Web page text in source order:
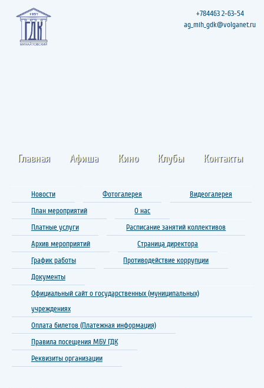
+784463 2-63-54
ag_mih_gdk@volganet.ru
Главная Афиша Кино Клубы Контакты
Новости Фотогалерея
Видеогалерея
План мероприятий
О нас
Платные услуги
Расписание занятий коллективов
Архив мероприятий
Страница директора
График работы
Противодействие коррупции
Документы
Официальный сайт о государственных (муниципальных)
учреждениях
Оплата билетов (Платежная информация)
Правила посещения МБУ ГДК
Реквизиты организации